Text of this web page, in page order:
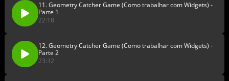
11. Geometry Catcher Game (Como trabalhar com Widgets) -
Parte 1
22:18
12. Geometry Catcher Game (Como trabalhar com Widgets) -
Parte 2
23:32